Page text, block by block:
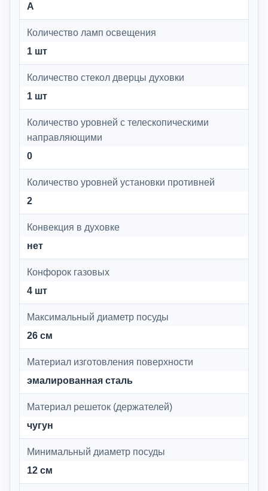
A
Количество ламп освещения
1 шт
Количество стекол дверцы духовки
1 шт
Количество уровней с телескопическими
направляющими
0
Количество уровней установки противней
2
Конвекция в духовке
нет
Конфорок газовых
4 шт
Максимальный диаметр посуды
26 см
Материал изготовления поверхности
эмалированная сталь
Материал решеток (держателей)
чугун
Минимальный диаметр посуды
12 см